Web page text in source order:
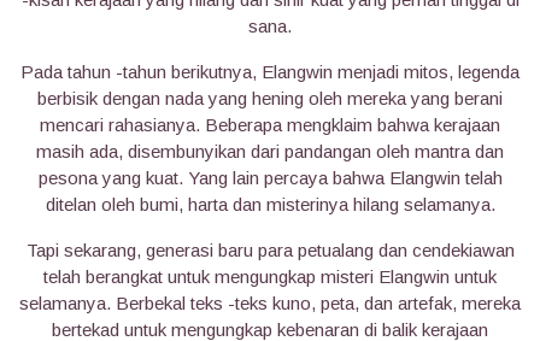
sana.
Pada tahun -tahun berikutnya, Elangwin menjadi mitos, legenda
berbisik dengan nada yang hening oleh mereka yang berani
mencari rahasianya. Beberapa mengklaim bahwa kerajaan
masih ada, disembunyikan dari pandangan oleh mantra dan
pesona yang kuat. Yang lain percaya bahwa Elangwin telah
ditelan oleh bumi, harta dan misterinya hilang selamanya.
Tapi sekarang, generasi baru para petualang dan cendekiawan
telah berangkat untuk mengungkap misteri Elangwin untuk
selamanya. Berbekal teks -teks kuno, peta, dan artefak, mereka
bertekad untuk mengungkap kebenaran di balik kerajaan